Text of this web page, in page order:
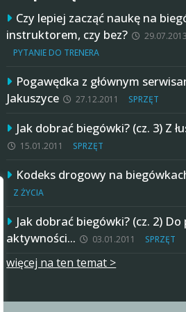
Czy lepiej zacząć naukę na
instruktorem, czy bez?
29.07.2013
PYTANIE DO TRENERA
Pogawędka z głównym
Jakuszyce
27.12.2011 SPRZĘT
Jak dobrać biegówki? (cz. 3) Z
15.01.2011 SPRZĘT
Kodeks drogowy na
Z ŻYCIA
Jak dobrać biegówki? (cz. 2)
aktywności…
03.01.2011 SPRZĘT
więcej na ten temat >